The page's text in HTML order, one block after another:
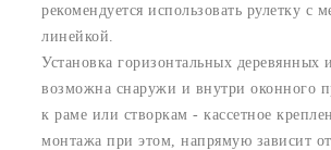
рекомендуется использовать рулетку с
линейкой.
Установка горизонтальных
возможна снаружи и внутри оконного
к раме или створкам - кассетное
монтажа при этом, напрямую зависит